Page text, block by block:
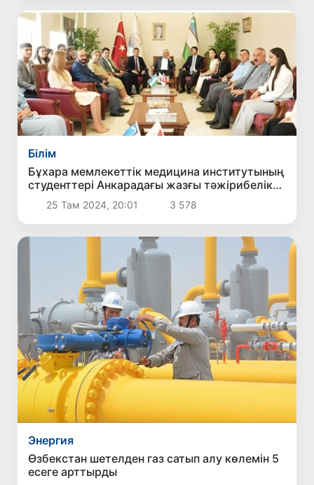
Білім
Бұхара мемлекеттік медицина институтының
студенттері Анкарадағы жазғы тәжірибелік
курсты сәтті аяқтады
25 Там 2024, 20:01 3 578
Энергия
Өзбекстан шетелден газ сатып алу көлемін 5
есеге арттырды